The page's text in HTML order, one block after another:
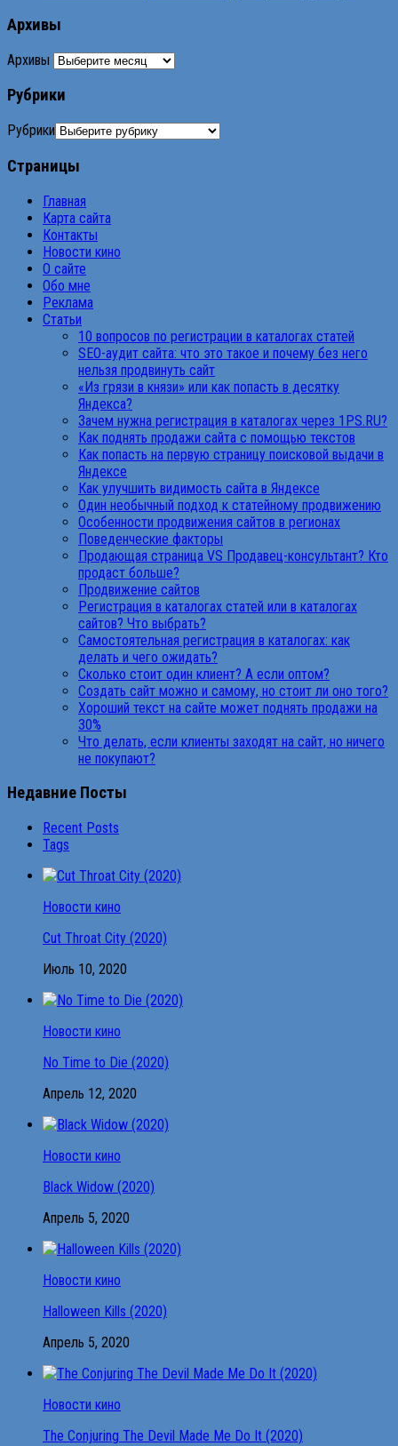
Архивы
Архивы
Рубрики
Рубрики
Страницы
Главная
Карта сайта
Контакты
Новости кино
О сайте
Обо мне
Реклама
Статьи
10 вопросов по регистрации в каталогах статей
SEO-аудит сайта: что это такое и почему без него
нельзя продвинуть сайт
«Из грязи в князи» или как попасть в десятку
Яндекса?
Зачем нужна регистрация в каталогах через 1PS.RU?
Как поднять продажи сайта с помощью текстов
Как попасть на первую страницу поисковой выдачи в
Яндексе
Как улучшить видимость сайта в Яндексе
Один необычный подход к статейному продвижению
Особенности продвижения сайтов в регионах
Поведенческие факторы
Продающая страница VS Продавец-консультант? Кто
продаст больше?
Продвижение сайтов
Регистрация в каталогах статей или в каталогах
сайтов? Что выбрать?
Самостоятельная регистрация в каталогах: как
делать и чего ожидать?
Сколько стоит один клиент? А если оптом?
Создать сайт можно и самому, но стоит ли оно того?
Хороший текст на сайте может поднять продажи на
30%
Что делать, если клиенты заходят на сайт, но ничего
не покупают?
Недавние Посты
Recent Posts
Tags
Новости кино
Cut Throat City (2020)
Июль 10, 2020
Новости кино
No Time to Die (2020)
Апрель 12, 2020
Новости кино
Black Widow (2020)
Апрель 5, 2020
Новости кино
Halloween Kills (2020)
Апрель 5, 2020
Новости кино
The Conjuring The Devil Made Me Do It (2020)